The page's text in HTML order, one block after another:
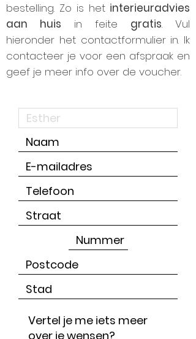
bestelling. Zo is het interieuradvies
aan huis in feite gratis. Vul
hieronder het contactformulier in. Ik
contacteer je voor een afspraak en
geef je meer info over de voucher.